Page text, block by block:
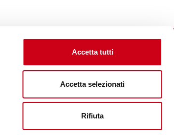
Accetta tutti
Accetta selezionati
Rifiuta
Visite le site corporate